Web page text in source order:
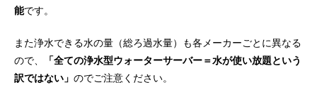
総合評価 水
能です。
また浄水できる水の量（総ろ過水量）も各メーカーごとに異なる
ので、
「全ての浄水型ウォーターサーバー＝水が使い放題という
訳ではない」 のでご注意ください。